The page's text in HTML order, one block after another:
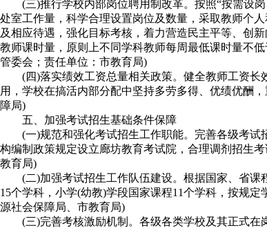
(三)推行学校内部岗位聘用制改革。按照“按需设
处室工作量，科学合理设置岗位及数量，采取教师个
及相应待遇，强化目标考核，着力营造民主平等、创
教师课时量，原则上不同学科教师每周最低课时量不
管委会；责任单位：市教育局)
(四)落实绩效工资总量相关政策。健全教师工资
用，学校在搞活内部分配中坚持多劳多得、优绩优酬
障局)
五、加强考试招生基础条件保障
(一)规范和强化考试招生工作职能。完善各级考
构编制政策规定设立廊坊教育考试院，合理调剂招生
教育局)
(二)加强考试招生工作队伍建设。根据国家、省
15个学科，小学(幼教)学段国家课程11个学科，按规
源社会保障局、市教育局)
(三)完善考核激励机制。各级各类学校及其正式